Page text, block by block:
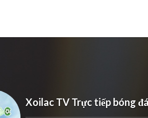
Xoilac TV Trực tiếp bóng đá